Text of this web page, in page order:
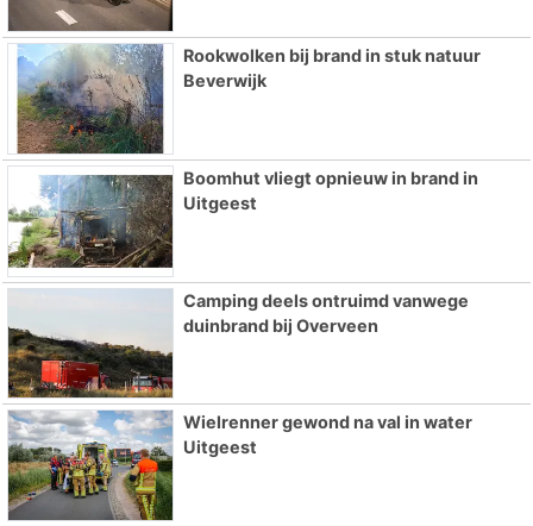
Rookwolken bij brand in stuk natuur
Beverwijk
Boomhut vliegt opnieuw in brand in
Uitgeest
Camping deels ontruimd vanwege
duinbrand bij Overveen
Wielrenner gewond na val in water
Uitgeest